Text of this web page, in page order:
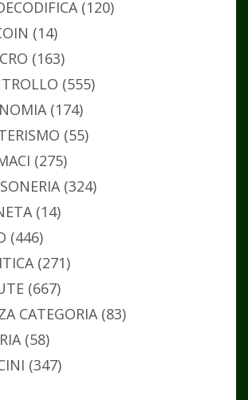
(120)
(14)
(163)
(555)
(174)
(55)
(275)
(324)
(14)
(446)
(271)
(667)
CATEGORIA(83)
(58)
(347)